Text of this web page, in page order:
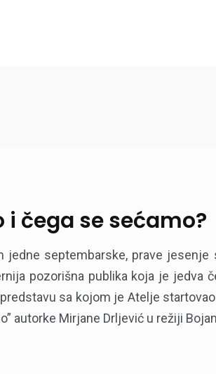
čega se sećamo?
jedne septembarske, prave jesenje
pozorišna publika koja je jedva
sa kojom je Atelje
autorke Mirjane Drljević u režiji